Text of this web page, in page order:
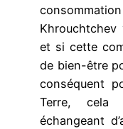
et si cette
de bien-être
conséquent
Terre, cela
échangeant